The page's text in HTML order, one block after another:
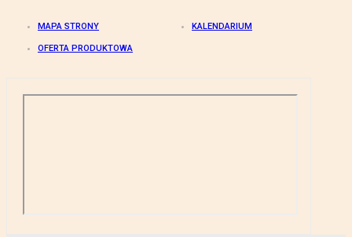
MAPA STRONY KALENDARIUM
OFERTA PRODUKTOWA